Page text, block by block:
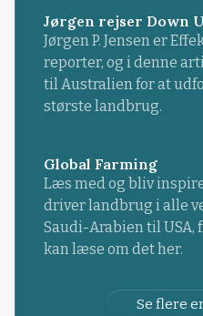
Jørgen rejser Down
Jørgen P. Jensen er
reporter, og i denne
til Australien for at
største landbrug.
Global Farming
Læs med og bliv
driver landbrug i alle
Saudi-Arabien til USA,
kan læse om det her.
Se flere